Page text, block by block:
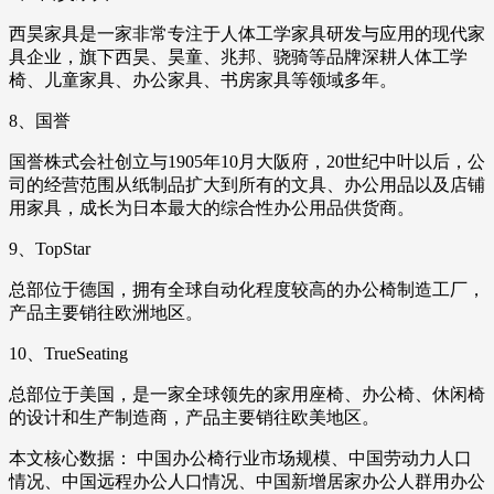
西昊家具是一家非常专注于人体工学家具研发与应用的现代家
具企业，旗下西昊、昊童、兆邦、骁骑等品牌深耕人体工学
椅、儿童家具、办公家具、书房家具等领域多年。
8、国誉
国誉株式会社创立与1905年10月大阪府，20世纪中叶以后，公
司的经营范围从纸制品扩大到所有的文具、办公用品以及店铺
用家具，成长为日本最大的综合性办公用品供货商。
9、TopStar
总部位于德国，拥有全球自动化程度较高的办公椅制造工厂，
产品主要销往欧洲地区。
10、TrueSeating
总部位于美国，是一家全球领先的家用座椅、办公椅、休闲椅
的设计和生产制造商，产品主要销往欧美地区。
本文核心数据： 中国办公椅行业市场规模、中国劳动力人口
情况、中国远程办公人口情况、中国新增居家办公人群用办公